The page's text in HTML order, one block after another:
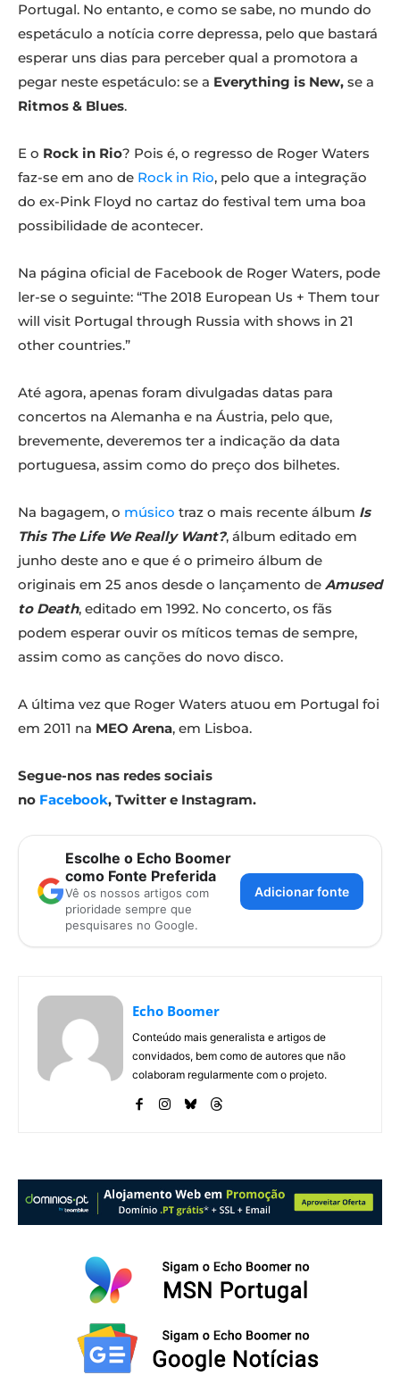
Portugal. No entanto, e como se sabe, no mundo do
espetáculo a notícia corre depressa, pelo que bastará
esperar uns dias para perceber qual a promotora a
pegar neste espetáculo: se a Everything is New, se a
Ritmos & Blues.
E o Rock in Rio? Pois é, o regresso de Roger Waters
faz-se em ano de Rock in Rio, pelo que a integração
do ex-Pink Floyd no cartaz do festival tem uma boa
possibilidade de acontecer.
Na página oficial de Facebook de Roger Waters, pode
ler-se o seguinte: “The 2018 European Us + Them tour
will visit Portugal through Russia with shows in 21
other countries.”
Até agora, apenas foram divulgadas datas para
concertos na Alemanha e na Áustria, pelo que,
brevemente, deveremos ter a indicação da data
portuguesa, assim como do preço dos bilhetes.
Na bagagem, o músico traz o mais recente álbum Is
This The Life We Really Want?, álbum editado em
junho deste ano e que é o primeiro álbum de
originais em 25 anos desde o lançamento de Amused
to Death, editado em 1992. No concerto, os fãs
podem esperar ouvir os míticos temas de sempre,
assim como as canções do novo disco.
A última vez que Roger Waters atuou em Portugal foi
em 2011 na MEO Arena, em Lisboa.
Segue-nos nas redes sociais
no Facebook, Twitter e Instagram.
Escolhe o Echo Boomer
como Fonte Preferida
Vê os nossos artigos com
prioridade sempre que
pesquisares no Google.
Adicionar fonte
Echo Boomer
Conteúdo mais generalista e artigos de
convidados, bem como de autores que não
colaboram regularmente com o projeto.